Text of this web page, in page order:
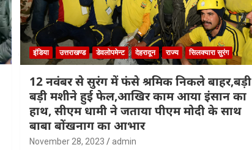
इंडिया उत्तराखण्ड डेवलोपमेन्ट देहरादून राज्य सिलक्यारा सुरंग
12 नवंबर से सुरंग में फंसे श्रमिक निकले बाहर,बड़ी
बड़ी मशीने हुई फेल,आखिर काम आया इंसान का
हाथ, सीएम धामी ने जताया पीएम मोदी के साथ
बाबा बोंखनाग का आभार
November 28, 2023 admin